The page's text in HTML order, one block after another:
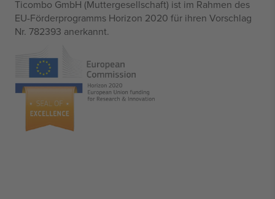
Ticombo GmbH (Muttergesellschaft) ist im Rahmen des
EU-Förderprogramms Horizon 2020 für ihren Vorschlag
Nr. 782393 anerkannt.